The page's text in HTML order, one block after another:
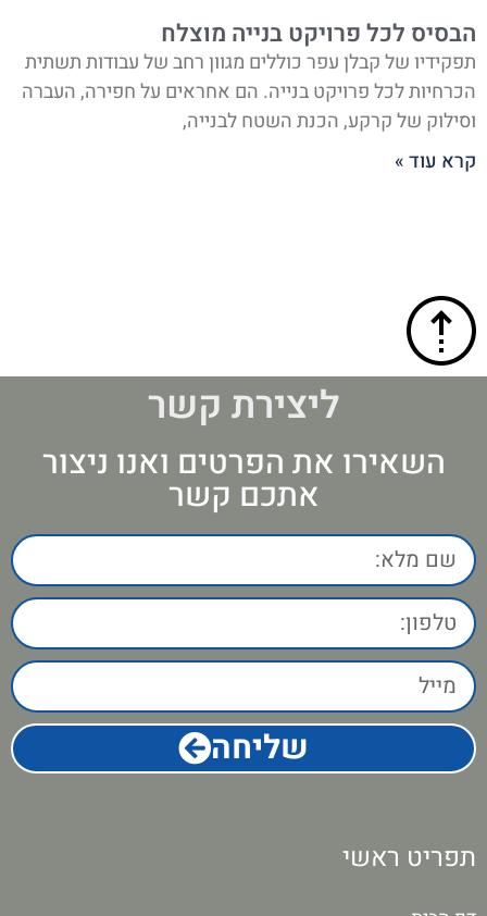
הבסיס לכל פרויקט בנייה מוצלח
תפקידיו של קבלן עפר כוללים מגוון רחב של עבודות תשתית
הכרחיות לכל פרויקט בנייה. הם אחראים על חפירה, העברה
וסילוק של קרקע, הכנת השטח לבנייה,
קרא עוד »
ליצירת קשר
השאירו את הפרטים ואנו ניצור
אתכם קשר
שליחה
תפריט ראשי